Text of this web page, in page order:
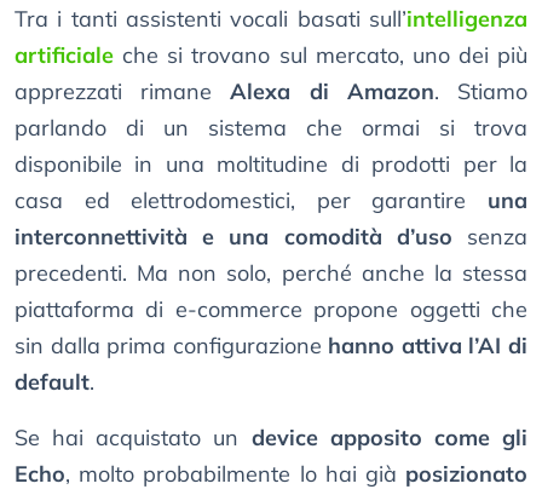
Tra i tanti assistenti vocali basati sull’intelligenza
artificiale che si trovano sul mercato, uno dei più
apprezzati rimaneAlexa di Amazon. Stiamo
parlando di un sistema che ormai si trova
disponibile in una moltitudine di prodotti per la
casa ed elettrodomestici, per garantire una
interconnettività e una comodità d’uso senza
precedenti. Ma non solo, perché anche la stessa
piattaforma di e-commerce propone oggetti che
sin dalla prima configurazione hanno attiva l’AI di
default.
Se hai acquistato un device apposito come gli
Echo, molto probabilmente lo hai già posizionato